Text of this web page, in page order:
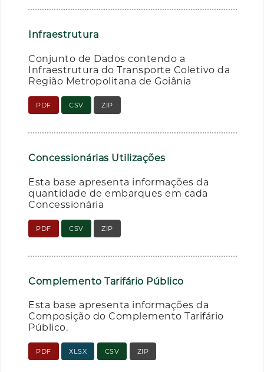
Infraestrutura
Conjunto de Dados contendo a
Infraestrutura do Transporte Coletivo da
Região Metropolitana de Goiânia
PDF CSV ZIP
Concessionárias Utilizações
Esta base apresenta informações da
quantidade de embarques em cada
Concessionária
PDF CSV ZIP
Complemento Tarifário Público
Esta base apresenta informações da
Composição do Complemento Tarifário
Público.
PDF XLSX CSV ZIP